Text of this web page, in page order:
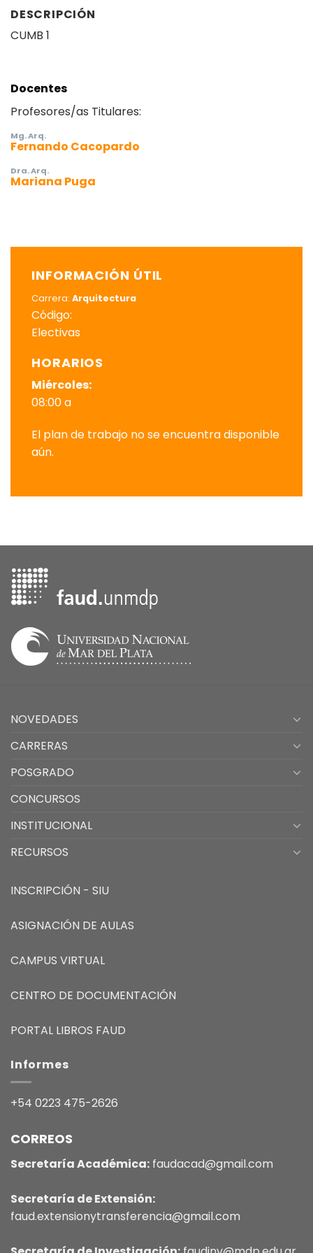
DESCRIPCIÓN
CUMB 1
Docentes
Profesores/as Titulares:
Mg. Arq.
Fernando Cacopardo
Dra. Arq.
Mariana Puga
INFORMACIÓN ÚTIL
Carrera: Arquitectura
Código:
Electivas
HORARIOS
Miércoles:
08:00 a
El plan de trabajo no se encuentra disponible
aún.
NOVEDADES
CARRERAS
POSGRADO
CONCURSOS
INSTITUCIONAL
RECURSOS
INSCRIPCIÓN - SIU
ASIGNACIÓN DE AULAS
CAMPUS VIRTUAL
CENTRO DE DOCUMENTACIÓN
PORTAL LIBROS FAUD
Informes
+54 0223 475-2626
CORREOS
Secretaría Académica: faudacad@gmail.com
Secretaría de Extensión:
faud.extensionytransferencia@gmail.com